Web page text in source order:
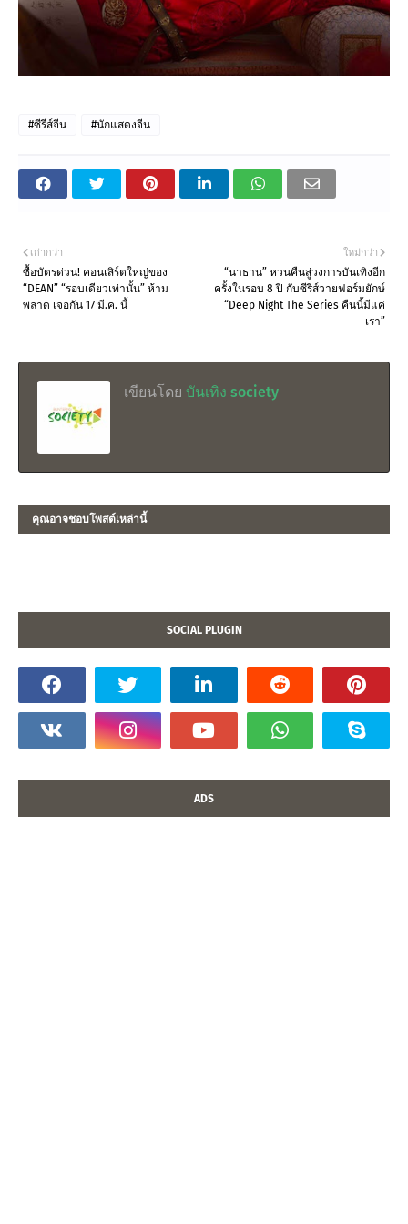
#ซีรีส์จีน #นักแสดงจีน
ใหม่กว่า
“นาธาน” หวนคืนสู่วงการบันเทิงอีก
ครั้งในรอบ 8 ปี กับซีรีส์วายฟอร์มยักษ์
“Deep Night The Series คืนนี้มีแค่
เรา”
เก่ากว่า
ซื้อบัตรด่วน! คอนเสิร์ตใหญ่ของ
“DEAN” “รอบเดียวเท่านั้น” ห้าม
พลาด เจอกัน 17 มี.ค. นี้
เขียนโดย บันเทิง society
คุณอาจชอบโพสต์เหล่านี้
SOCIAL PLUGIN
ADS